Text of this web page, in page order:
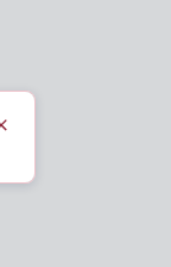
Schließen